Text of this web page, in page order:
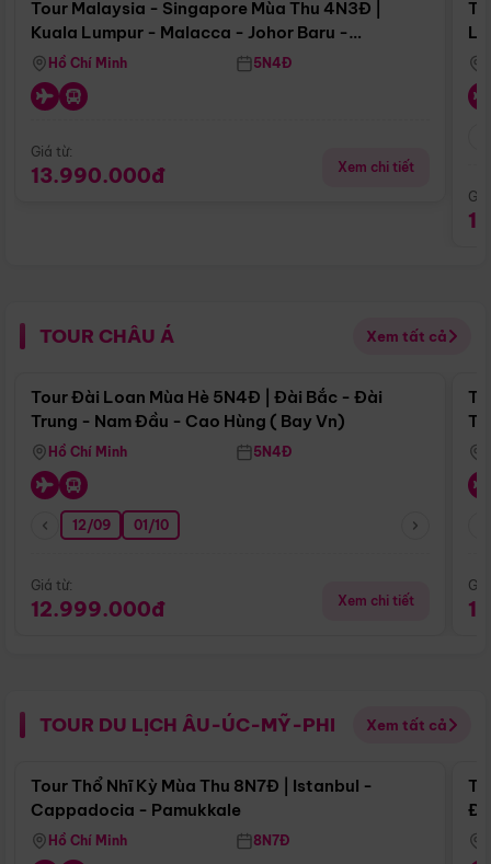
Tour Malaysia - Singapore Mùa Thu 4N3Đ |
Kuala Lumpur - Malacca - Johor Baru -
Singapore
Hồ Chí Minh 5N4Đ
Giá từ:
13.990.000đ Xem chi tiết
TOUR CHÂU Á Xem tất cả
Điểm nổi bật
Tour Đài Loan Mùa Hè 5N4Đ | Đài Bắc - Đài
Trung - Nam Đầu - Cao Hùng ( Bay Vn)
Hồ Chí Minh 5N4Đ
12/09 01/10
Giá từ:
12.999.000đ Xem chi tiết
TOUR DU LỊCH ÂU-ÚC-MỸ-PHI Xem tất cả
Điểm nổi bật
Tour Thổ Nhĩ Kỳ Mùa Thu 8N7Đ | Istanbul -
Cappadocia - Pamukkale
Hồ Chí Minh 8N7Đ